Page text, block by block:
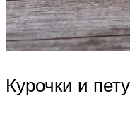
Курочки и